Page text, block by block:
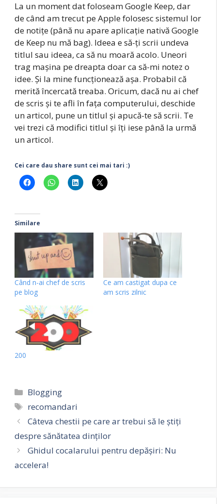
La un moment dat foloseam Google Keep, dar
de când am trecut pe Apple folosesc sistemul lor
de notițe (până nu apare aplicație nativă Google
de Keep nu mă bag). Ideea e să-ți scrii undeva
titlul sau ideea, ca să nu moară acolo. Uneori
trag mașina pe dreapta doar ca să-mi notez o
idee. Și la mine funcționează așa. Probabil că
merită încercată treaba. Oricum, dacă nu ai chef
de scris și te afli în fața computerului, deschide
un articol, pune un titlul și apucă-te să scrii. Te
vei trezi că modifici titlul și îți iese până la urmă
un articol.
Cei care dau share sunt cei mai tari :)
Similare
Când n-ai chef de scris
pe blog
Ce am castigat dupa ce
am scris zilnic
200
Categorii
Blogging
Etichete
recomandari
Câteva chestii pe care ar trebui să le știți
despre sănătatea dinților
Ghidul cocalarului pentru depășiri: Nu
accelera!